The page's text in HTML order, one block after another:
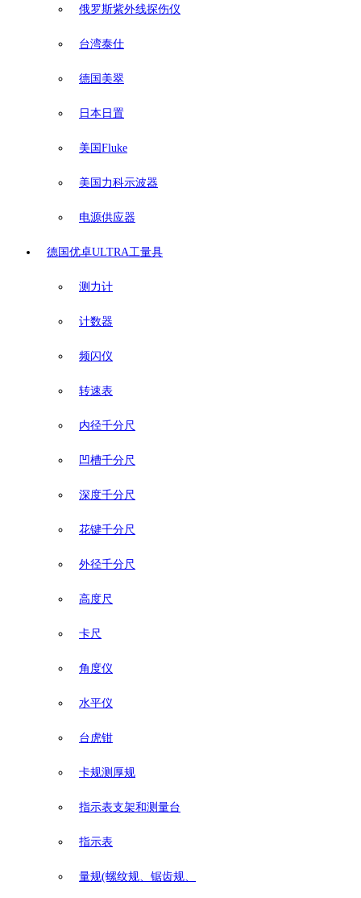
俄罗斯紫外线探伤仪
台湾泰仕
德国美翠
日本日置
美国Fluke
美国力科示波器
电源供应器
德国优卓ULTRA工量具
测力计
计数器
频闪仪
转速表
内径千分尺
凹槽千分尺
深度千分尺
花键千分尺
外径千分尺
高度尺
卡尺
角度仪
水平仪
台虎钳
卡规测厚规
指示表支架和测量台
指示表
量规(螺纹规、锯齿规、